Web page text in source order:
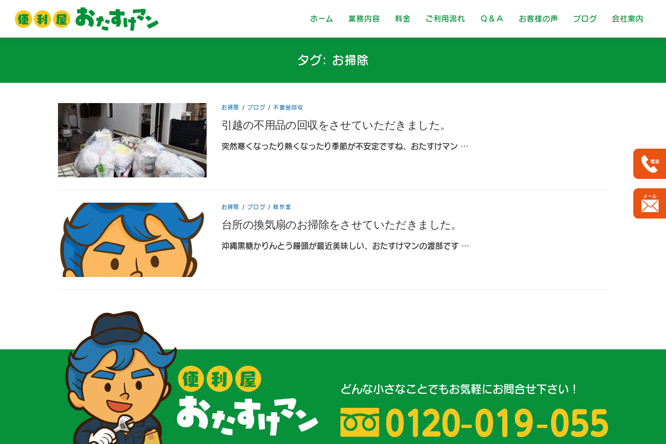
ホーム 業務内容 料金 ご利用流れ Ｑ＆Ａ お客様の声 ブログ 会社案内
タグ: お掃除
お掃除 /ブログ /不要品回収
引越の不用品の回収をさせていただきました。
突然寒くなったり熱くなったり季節が不安定ですね、おたすけマン …
お掃除 /ブログ /軽作業
台所の換気扇のお掃除をさせていただきました。
沖縄黒糖かりんとう饅頭が最近美味しい、おたすけマンの渡部です …
どんな小さなことでもお気軽にお問合せ下さい！